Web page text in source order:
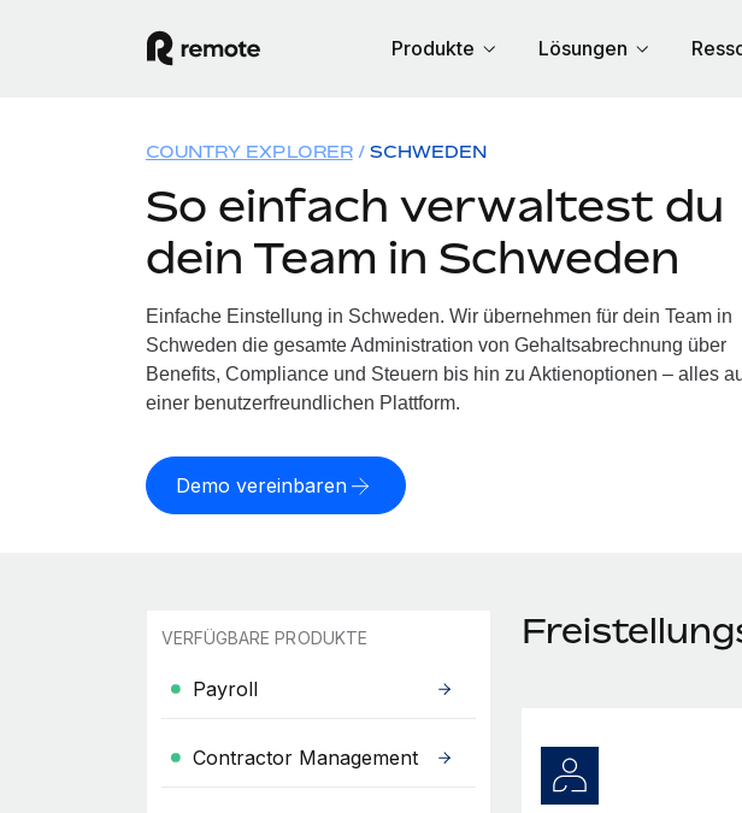
Produkte Lösungen
COUNTRY EXPLORER SCHWEDEN
So einfach verwaltest du
dein Team in Schweden
Einfache Einstellung in Schweden. Wir übernehmen für dein Team in
Schweden die gesamte Administration von Gehaltsabrechnung über
Benefits, Compliance und Steuern bis hin zu Aktienoptionen – alles
einer benutzerfreundlichen Plattform.
Demo vereinbaren
VERFÜGBARE PRODUKTE
Payroll
Contractor Management